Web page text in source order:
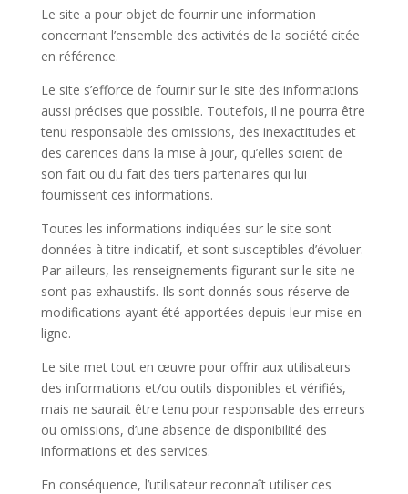
Le site a pour objet de fournir une information
concernant l’ensemble des activités de la société citée
en référence.
Le site s’efforce de fournir sur le site des informations
aussi précises que possible. Toutefois, il ne pourra être
tenu responsable des omissions, des inexactitudes et
des carences dans la mise à jour, qu’elles soient de
son fait ou du fait des tiers partenaires qui lui
fournissent ces informations.
Toutes les informations indiquées sur le site sont
données à titre indicatif, et sont susceptibles d’évoluer.
Par ailleurs, les renseignements figurant sur le site ne
sont pas exhaustifs. Ils sont donnés sous réserve de
modifications ayant été apportées depuis leur mise en
ligne.
Le site met tout en œuvre pour offrir aux utilisateurs
des informations et/ou outils disponibles et vérifiés,
mais ne saurait être tenu pour responsable des erreurs
ou omissions, d’une absence de disponibilité des
informations et des services.
En conséquence, l’utilisateur reconnaît utiliser ces